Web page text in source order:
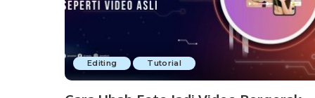
Editing Tutorial